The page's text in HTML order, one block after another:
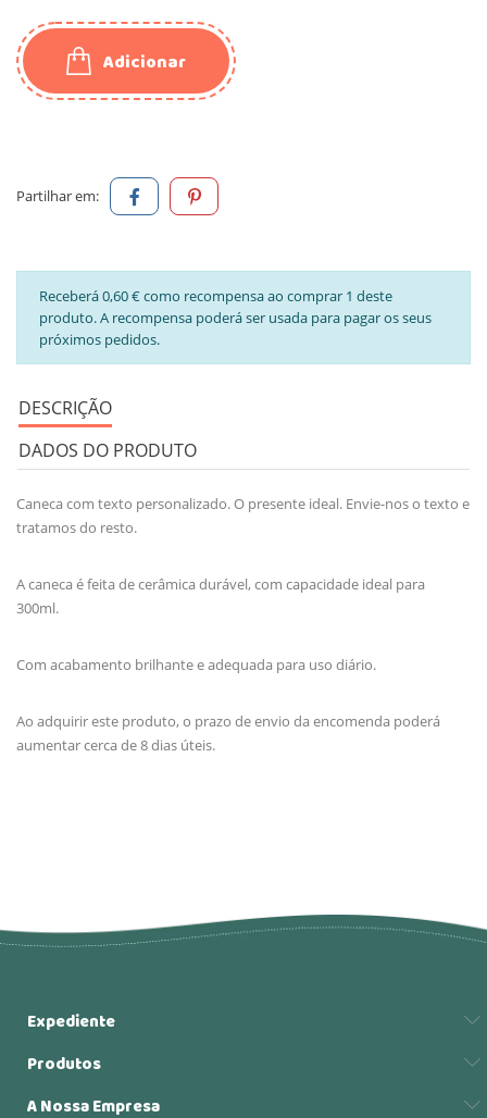
Adicionar
Partilhar em:
Receberá 0,60 € como recompensa ao comprar 1 deste
produto. A recompensa poderá ser usada para pagar os seus
próximos pedidos.
DESCRIÇÃO
DADOS DO PRODUTO
Caneca com texto personalizado. O presente ideal. Envie-nos o texto e
tratamos do resto.
A caneca é feita de cerâmica durável, com capacidade ideal para
300ml.
Com acabamento brilhante e adequada para uso diário.
Ao adquirir este produto, o prazo de envio da encomenda poderá
aumentar cerca de 8 dias úteis.
Expediente
Produtos
A Nossa Empresa